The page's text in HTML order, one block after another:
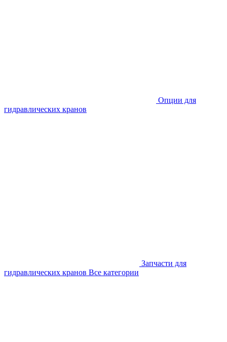
Опции для
гидравлических кранов
Запчасти для
гидравлических кранов Все категории